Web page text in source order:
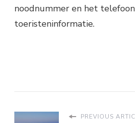
noodnummer en het
toeristeninformatie.
PREVIOUS